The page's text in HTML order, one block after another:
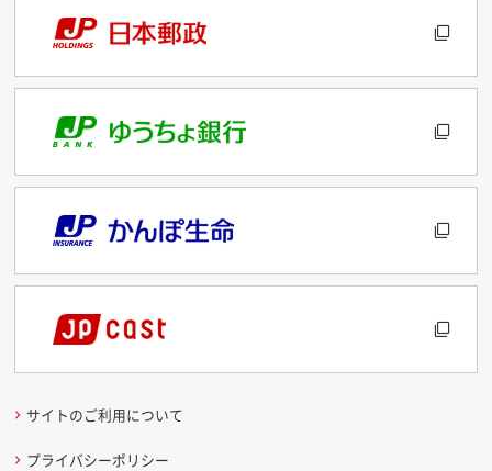
サイトのご利用について
プライバシーポリシー